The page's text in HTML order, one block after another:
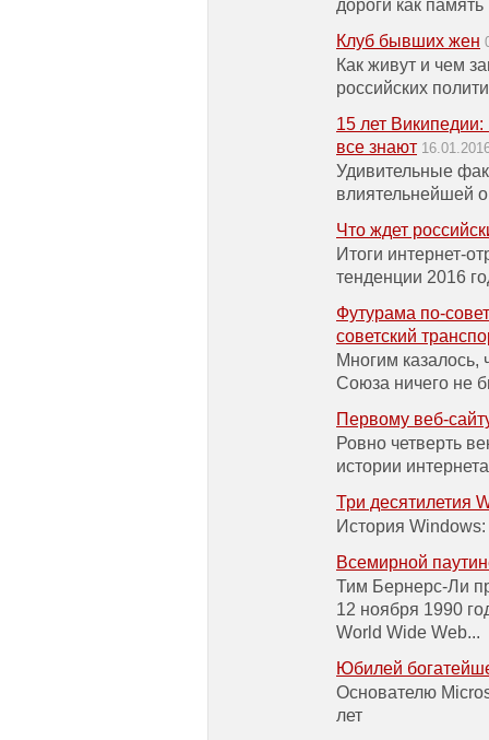
дороги как память
Клуб бывших жен
Как живут и чем
российских
15 лет
все знают
Удивительные
влиятельнейшей
Что ждет
Итоги интернет-
тенденции 2016
Футурама по-
советский
Многим казалось,
Союза ничего не
Первому веб-
Ровно четверть
истории
Три десятилетия
История
Всемирной
Тим Бернерс-Ли
12 ноября 1990
World Wide Web...
Юбилей
Основателю
лет